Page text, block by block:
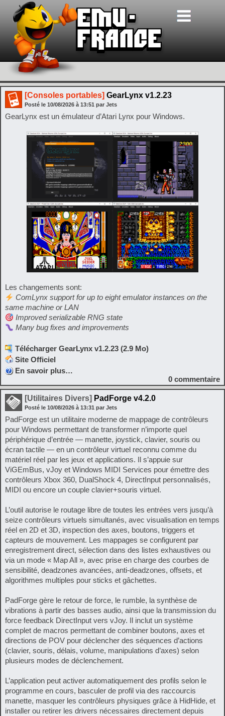
[Consoles portables] GearLynx v1.2.23
Posté le 10/08/2026 à 13:51 par Jets
GearLynx est un émulateur d’Atari Lynx pour Windows.
Les changements sont:
ComLynx support for up to eight emulator instances on the
same machine or LAN
Improved serializable RNG state
Many bug fixes and improvements
Télécharger GearLynx v1.2.23 (2.9 Mo)
Site Officiel
En savoir plus…
0 commentaire
[Utilitaires Divers] PadForge v4.2.0
Posté le 10/08/2026 à 13:31 par Jets
PadForge est un utilitaire moderne de mappage de contrôleurs
pour Windows permettant de transformer n’importe quel
périphérique d’entrée — manette, joystick, clavier, souris ou
écran tactile — en un contrôleur virtuel reconnu comme du
matériel réel par les jeux et applications. Il s’appuie sur
ViGEmBus, vJoy et Windows MIDI Services pour émettre des
contrôleurs Xbox 360, DualShock 4, DirectInput personnalisés,
MIDI ou encore un couple clavier+souris virtuel.
L’outil autorise le routage libre de toutes les entrées vers jusqu’à
seize contrôleurs virtuels simultanés, avec visualisation en temps
réel en 2D et 3D, inspection des axes, boutons, triggers et
capteurs de mouvement. Les mappages se configurent par
enregistrement direct, sélection dans des listes exhaustives ou
via un mode « Map All », avec prise en charge des courbes de
sensibilité, deadzones avancées, anti-deadzones, offsets, et
algorithmes multiples pour sticks et gâchettes.
PadForge gère le retour de force, le rumble, la synthèse de
vibrations à partir des basses audio, ainsi que la transmission du
force feedback DirectInput vers vJoy. Il inclut un système
complet de macros permettant de combiner boutons, axes et
directions de POV pour déclencher des séquences d’actions
(clavier, souris, délais, volume, manipulations d’axes) selon
plusieurs modes de déclenchement.
L’application peut activer automatiquement des profils selon le
programme en cours, basculer de profil via des raccourcis
manette, masquer les contrôleurs physiques grâce à HidHide, et
installer ou retirer les drivers nécessaires directement depuis